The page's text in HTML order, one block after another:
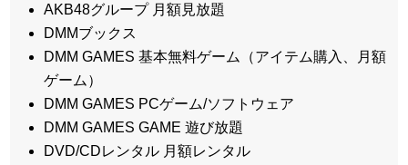
AKB48グループ 月額見放題
DMMブックス
DMM GAMES 基本無料ゲーム（アイテム購入、月額
ゲーム）
DMM GAMES PCゲーム/ソフトウェア
DMM GAMES GAME 遊び放題
DVD/CDレンタル 月額レンタル